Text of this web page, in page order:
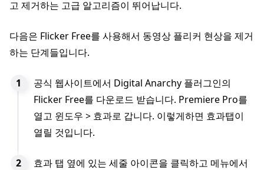
고 제거하는 고급 알고리즘이 뛰어납니다.
다음은 Flicker Free를 사용해서 동영상 플리커 현상을 제거
하는 단계들입니다.
공식 웹사이트에서 Digital Anarchy 플러그인의
Flicker Free를 다운로드 받습니다. Premiere Pro를
열고 윈도우 > 효과로 갑니다. 이렇게하면 효과탭이
열릴 것입니다.
효과 탭 옆에 있는 세줄 아이콘을 클릭하고 메뉴에서